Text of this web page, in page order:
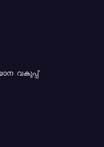
വകുപ്പ്